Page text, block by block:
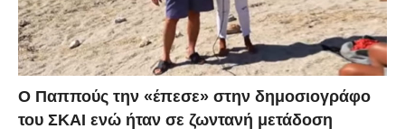
Ο Παππούς την «έπεσε» στην δημοσιογράφο
του ΣΚΑΙ ενώ ήταν σε ζωντανή μετάδοση